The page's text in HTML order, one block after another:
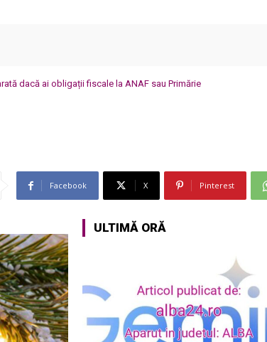
dacă ai obligații fiscale la ANAF sau Primărie
Facebook X Pinterest
ULTIMĂ ORĂ